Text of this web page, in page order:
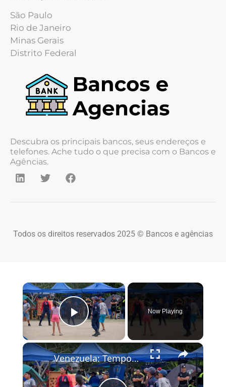
São Paulo
Rio de Janeiro
Minas Gerais
Distrito Federal
Descubra os principais bancos, seus endereços e
telefones. Ache tudo o que precisa com o Bancos e
Agências.
Todos os direitos reservados 2025 © Bancos e agências
×
Play Video
Now Playing
×
Venezuela: Temporary camp shelters families after twin earthquakes in Venezuela.